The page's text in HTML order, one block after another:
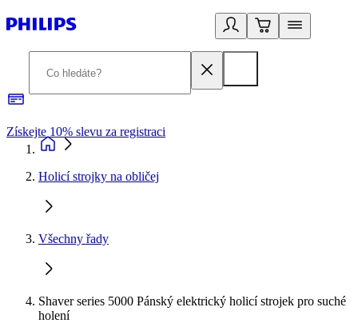
Získejte 10% slevu za registraci
Holicí strojky na obličej
Všechny řady
Shaver series 5000 Pánský elektrický holicí strojek pro suché
holení